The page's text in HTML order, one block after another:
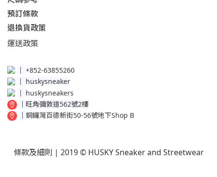
預訂條款
退換貨政策​
運送政策​
│ +852-63855260
huskysneaker
│ huskysneakers
│ 旺角彌敦道562號2樓
│ 銅鑼灣百德新街50-56號地下Shop B
條款及細則 | 2019 © HUSKY Sneaker and Streetwear